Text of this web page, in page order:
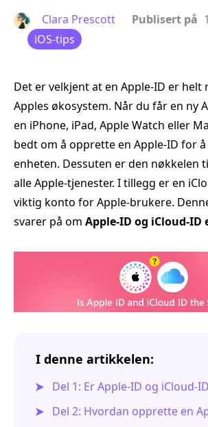
Clara Prescott Publisert på
iOS-tips
Det er velkjent at en Apple‑ID er helt
Apples økosystem. Når du får en ny
en iPhone, iPad, Apple Watch eller
bedt om å opprette en Apple‑ID for
enheten. Dessuten er den nøkkelen
alle Apple‑tjenester. I tillegg er en
viktig konto for Apple‑brukere.
svarer på om Apple‑ID og
I denne artikkelen:
Del 1: Er Apple‑ID og
Del 2: Hvordan opprette en